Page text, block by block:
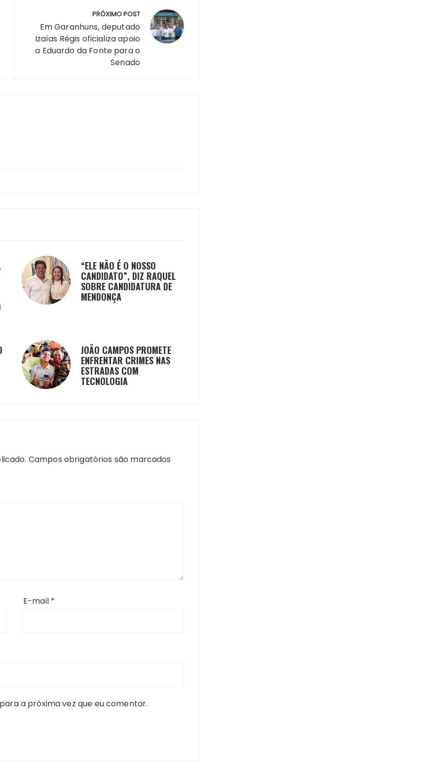
PRÓXIMO POST
Em Garanhuns, deputado
Izaías Régis oficializa apoio
a Eduardo da Fonte para o
Senado
“ELE NÃO É O NOSSO
CANDIDATO”, DIZ RAQUEL
SOBRE CANDIDATURA DE
MENDONÇA
JOÃO CAMPOS PROMETE
ENFRENTAR CRIMES NAS
ESTRADAS COM
TECNOLOGIA
Campos obrigatórios são marcados
E-mail *
a próxima vez que eu comentar.